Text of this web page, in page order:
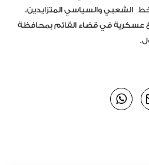
الشعبي والسياسي المتزايدين،
عسكرية في قضاء القائم بمحافظة